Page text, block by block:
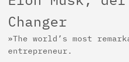
Changer
The world’s most
entrepreneur.